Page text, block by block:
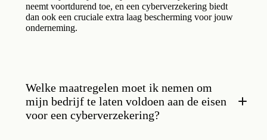
neemt voortdurend toe, en een cyberverzekering biedt
dan ook een cruciale extra laag bescherming voor jouw
onderneming.
Welke maatregelen moet ik nemen om
mijn bedrijf te laten voldoen aan de eisen
voor een cyberverzekering?